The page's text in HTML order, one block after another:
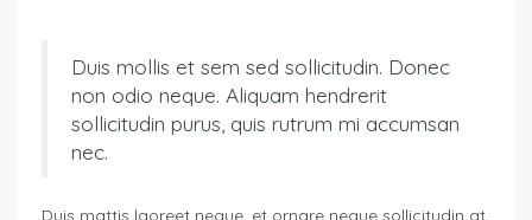
Duis mollis et sem sed sollicitudin. Donec
non odio neque. Aliquam hendrerit
sollicitudin purus, quis rutrum mi accumsan
nec.